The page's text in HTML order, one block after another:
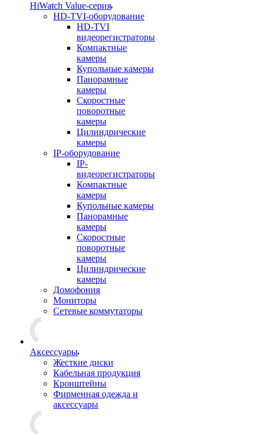
HiWatch Value-серия
HD-TVI-оборудование
HD-TVI
видеорегистраторы
Компактные
камеры
Купольные камеры
Панорамные
камеры
Скоростные
поворотные
камеры
Цилиндрические
камеры
IP-оборудование
IP-
видеорегистраторы
Компактные
камеры
Купольные камеры
Панорамные
камеры
Скоростные
поворотные
камеры
Цилиндрические
камеры
Домофония
Мониторы
Сетевые коммутаторы
Аксессуары
Жесткие диски
Кабельная продукция
Кронштейны
Фирменная одежда и
аксессуары